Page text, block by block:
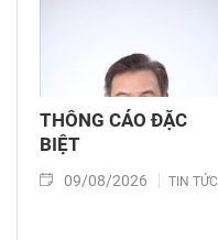
THÔNG CÁO ĐẶC
BIỆT
09/08/2026 TIN TỨC